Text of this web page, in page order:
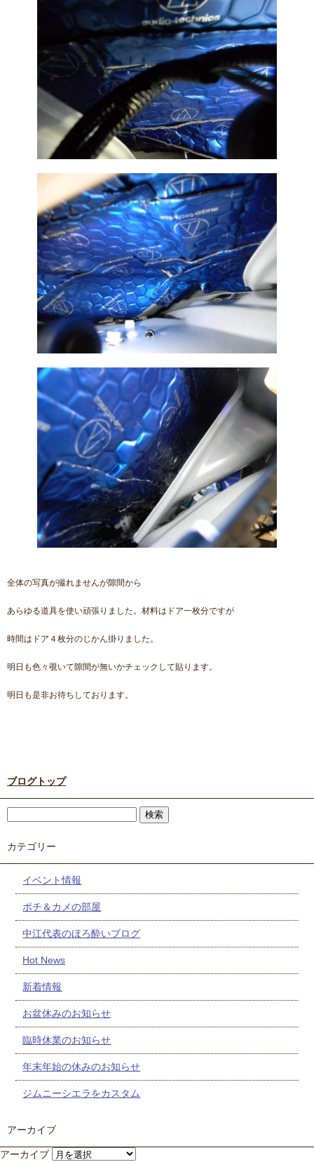
全体の写真が撮れませんが隙間から
あらゆる道具を使い頑張りました。材料はドア一枚分ですが
時間はドア４枚分のじかん掛りました。
明日も色々覗いて隙間が無いかチェックして貼ります。
明日も是非お待ちしております。
ブログトップ
カテゴリー
イベント情報
ポチ＆カメの部屋
中江代表のほろ酔いブログ
Hot News
新着情報
お盆休みのお知らせ
臨時休業のお知らせ
年末年始の休みのお知らせ
ジムニーシエラをカスタム
アーカイブ
アーカイブ